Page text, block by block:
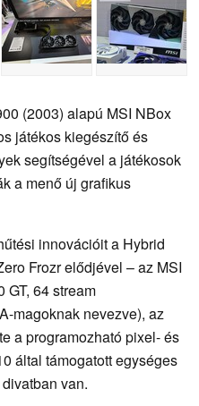
(2003) alapú MSI NBox
játékos kiegészítő és
segítségével a játékosok
a menő új grafikus
innovációit a Hybrid
Frozr elődjével – az MSI
GT, 64 stream
magoknak nevezve), az
a programozható pixel- és
által támogatott egységes
van.